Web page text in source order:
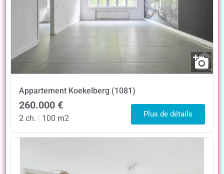
Appartement Koekelberg (1081)
260.000 €
2 ch. | 100 m2 Plus de détails